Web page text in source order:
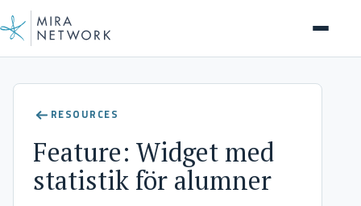
Help Center
RESOURCES
Feature: Widget med
statistik för alumner